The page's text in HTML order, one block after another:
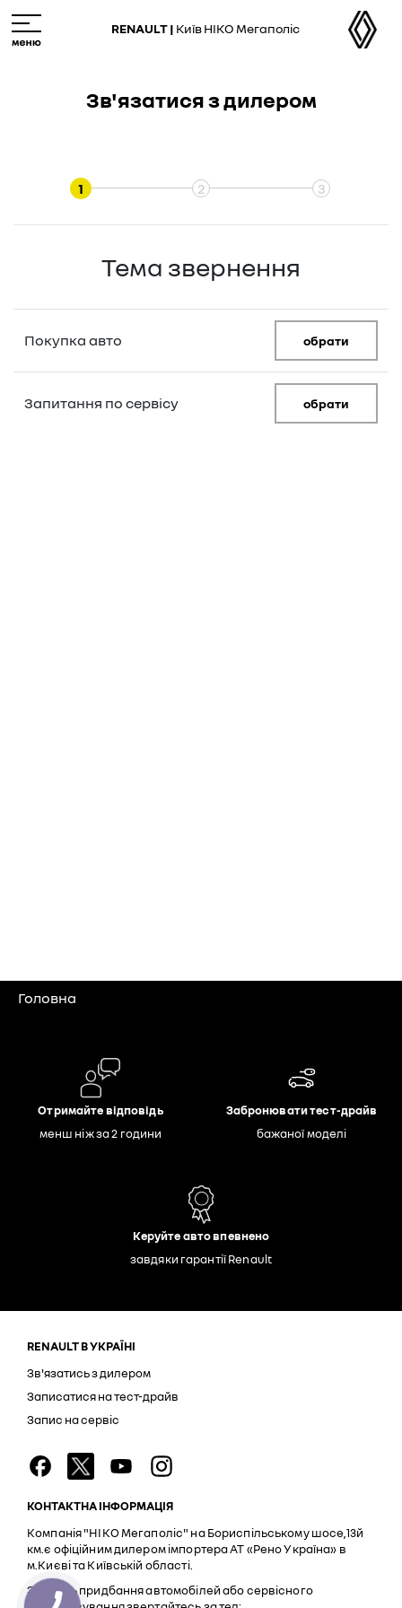
to
main
RENAULT | Київ НІКО Мегаполіс
Зв'язатися з дилером
Головна
Отримайте відповідь
менш ніж за 2 години
Забронювати тест-драйв
бажаної моделі
Керуйте авто впевнено
завдяки гарантії Renault
RENAULT В УКРАЇНІ
Зв'язатись з дилером
Записатися на тест-драйв
Запис на сервіс
КОНТАКТНА ІНФОРМАЦІЯ
Компанія "НІКО Мегаполіс" на Бориспільському шосе,13й
км.є офіційним дилером імпортера АТ «Рено Україна» в
м.Києві та Київській області.
З питань придбання автомобілей або сервісного